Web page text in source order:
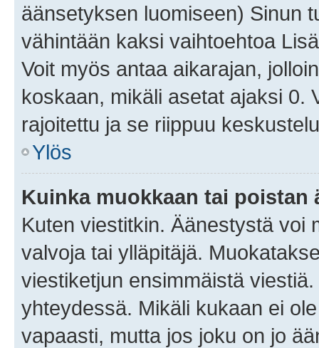
äänsetyksen luomiseen) Sinun
vähintään kaksi vaihtoehtoa
Voit myös antaa aikarajan,
koskaan, mikäli asetat ajaksi 0.
rajoitettu ja se riippuu
Ylös
Kuinka muokkaan tai poistan
Kuten viestitkin. Äänestystä voi
valvoja tai ylläpitäjä.
viestiketjun ensimmäistä
yhteydessä. Mikäli kukaan ei
vapaasti, mutta jos joku on jo